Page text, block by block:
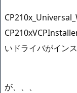
いドライバがイン
が、、、